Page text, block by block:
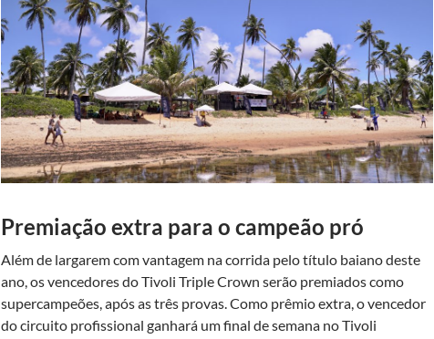
Premiação extra para o campeão pró
Além de largarem com vantagem na corrida pelo título baiano deste
ano, os vencedores do Tivoli Triple Crown serão premiados como
supercampeões, após as três provas. Como prêmio extra, o vencedor
do circuito profissional ganhará um final de semana no Tivoli